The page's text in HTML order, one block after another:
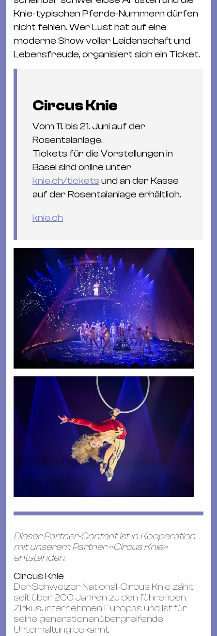
Knie-typischen Pferde-Nummern dürfen
nicht fehlen. Wer Lust hat auf eine
moderne Show voller Leidenschaft und
Lebensfreude, organisiert sich ein Ticket.
Circus Knie
Vom 11. bis 21. Juni auf der
Rosentalanlage.
Tickets für die Vorstellungen in
Basel sind online unter
knie.ch/tickets und an der Kasse
auf der Rosentalanlage erhältlich.
knie.ch
Dieser Partner-Content ist in Kooperation
mit unserem Partner «Circus Knie»
entstanden.
Circus Knie
Der Schweizer National-Circus Knie zählt
seit über 200 Jahren zu den führenden
Zirkusunternehmen Europas und ist für
seine generationenübergreifende
Unterhaltung bekannt.